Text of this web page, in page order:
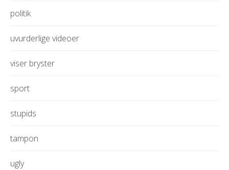
politik
uvurderlige videoer
viser bryster
sport
stupids
tampon
ugly